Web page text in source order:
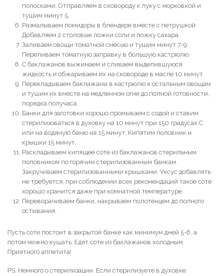
полосками. Отправляем в сковороду к луку с морковкой и
тушим минут 5.
Размалываем помидоры в блендере вместе с петрушкой.
Добавляем 2 столовые ложки соли и ложку сахара.
Заливаем овощи томатной смесью и тушим минут 7-9.
Переливаем томатную заправку в большую кастрюлю.
С баклажанов выжимаем и сливаем выделившуюся
жидкость и обжариваем их на сковороде в масле 10 минут.
Перекладываем баклажаны в кастрюлю к остальным овощам
и тушим их вместе на медленном огне до полной готовности,
порядка получаса.
Банки для заготовки хорошо промываем с содой и ставим
стерилизоваться в духовку на 10 минут при 150 градусах С
или на водяную баню на 15 минут. Кипятим половник и
крышки 15 минут.
Раскладываем кипящее соте из баклажанов стерильным
половником по горячим стерилизованным банкам.
Закручиваем стерилизованными крышками. Уксус добавлять
не требуется, при соблюдении всех рекомендаций такое соте
хорошо хранится даже при комнатной температуре.
Переворачиваем банки, накрываем полотенцем до полного
остывания.
Пусть соте постоит в закрытой банке как минимум дней 5-6, а
потом можно кушать. Едят соте из баклажанов холодным.
Приятного аппетита!
PS: Немного о стерилизации. Если стерилизуете в духовке: